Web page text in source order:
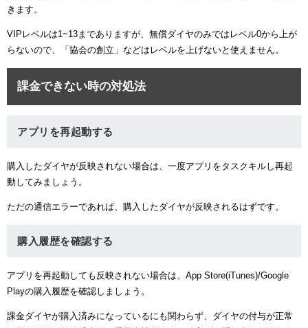
きます。
VIPレベルは1~13までありますが、無償ダイヤのみではレベル0から上が
らないので、「協会の創立」などはレベルを上げないと使えません。
課金できない時の対処法
アプリを再起動する
購入したダイヤが反映されない場合は、一度アプリをタスクキルし再起
動してみましょう。
ただの通信エラーであれば、購入したダイヤが反映されるはずです。
購入履歴を確認する
アプリを再起動しても反映されない場合は、App Store(iTunes)/Google
Playの購入履歴を確認しましょう。
課金ダイヤが購入済みになっているにも関わらず、ダイヤの付与が正常